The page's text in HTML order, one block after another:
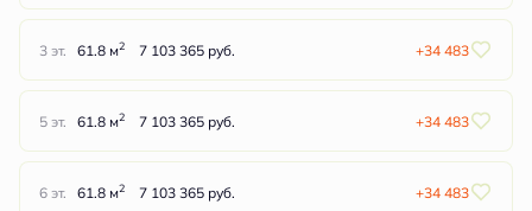
3 эт. 61.8 м2 7 103 365 руб. +34 483
5 эт. 61.8 м2 7 103 365 руб. +34 483
6 эт. 61.8 м2 7 103 365 руб. +34 483